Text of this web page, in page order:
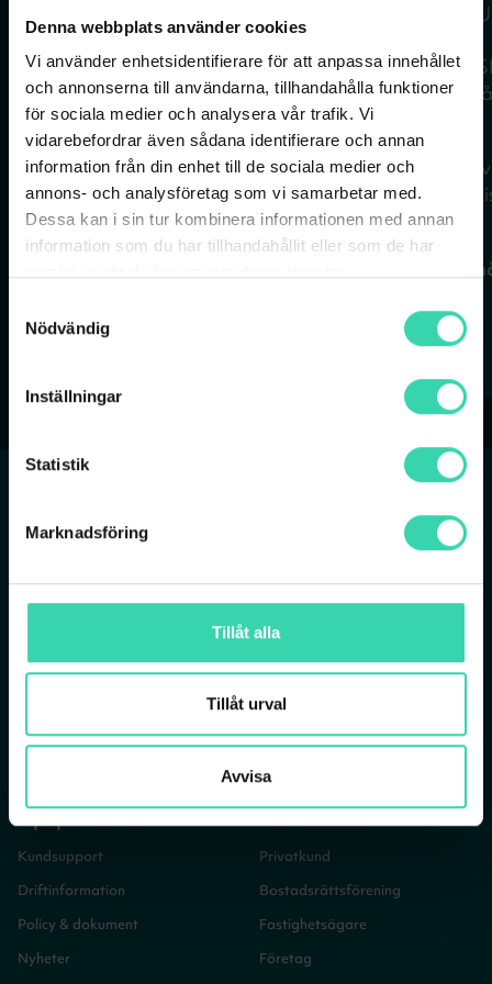
Denna webbplats använder cookies
Vi använder enhetsidentifierare för att anpassa innehållet
och annonserna till användarna, tillhandahålla funktioner
för sociala medier och analysera vår trafik. Vi
vidarebefordrar även sådana identifierare och annan
information från din enhet till de sociala medier och
annons- och analysföretag som vi samarbetar med.
Dessa kan i sin tur kombinera informationen med annan
information som du har tillhandahållit eller som de har
Nödvändig
Inställningar
Statistik
Marknadsföring
Tillåt alla
Tillåt urval
Avvisa
Surfa med 5G
Fria samtal & SMS*
Avtalstid: 12 mån
* Fria samtal och
SMS/MMS inom Sverige
och EU/EES. Se prislista
för övriga länder.
Sverige och EU
Fria samtal &
Avtalstid: 12
* Fria samtal och
SMS/MMS inom
och EU/EES. Se
för övriga länder.
Ord. pris: 499 kr/
BESTÄLL
Bredband
TV-abonnemang
Mobilabonnemang
Hjälp & Kontakt
Kundsupport
Driftinformation
Policy & dokument
Nyheter
Vem är du?
Privatkund
Bostadsrättsförening
Fastighetsägare
Företag